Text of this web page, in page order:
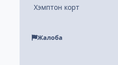
Хэмптон корт
Жалоба